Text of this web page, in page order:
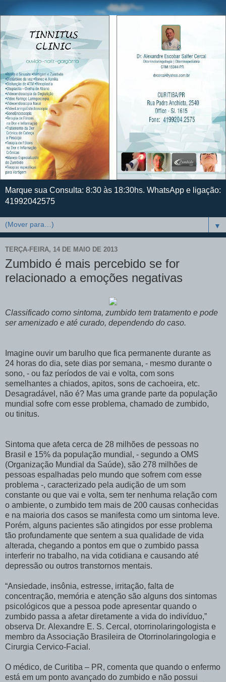
Marque sua Consulta: 8:30 às 18:30hs. WhatsApp e ligação:
41992042575
▼
TERÇA-FEIRA, 14 DE MAIO DE 2013
Zumbido é mais percebido se for
relacionado a emoções negativas
Classificado como sintoma, zumbido tem tratamento e pode
ser amenizado e até curado, dependendo do caso.
Imagine ouvir um barulho que fica permanente durante as
24 horas do dia, sete dias por semana, - mesmo durante o
sono, - ou faz períodos de vai e volta, com sons
semelhantes a chiados, apitos, sons de cachoeira, etc.
Desagradável, não é? Mas uma grande parte da população
mundial sofre com esse problema, chamado de zumbido,
ou tinitus.
Sintoma que afeta cerca de 28 milhões de pessoas no
Brasil e 15% da população mundial, - segundo a OMS
(Organização Mundial da Saúde), são 278 milhões de
pessoas espalhadas pelo mundo que sofrem com esse
problema -, caracterizado pela audição de um som
constante ou que vai e volta, sem ter nenhuma relação com
o ambiente, o zumbido tem mais de 200 causas conhecidas
e na maioria dos casos se manifesta como um sintoma leve.
Porém, alguns pacientes são atingidos por esse problema
tão profundamente que sentem a sua qualidade de vida
alterada, chegando a pontos em que o zumbido passa
interferir no trabalho, na vida cotidiana e causando até
depressão ou outros transtornos mentais.
“Ansiedade, insônia, estresse, irritação, falta de
concentração, memória e atenção são alguns dos sintomas
psicológicos que a pessoa pode apresentar quando o
zumbido passa a afetar diretamente a vida do indivíduo,”
observa Dr. Alexandre E. S. Cercal, otorrinolaringologista e
membro da Associação Brasileira de Otorrinolaringologia e
Cirurgia Cervico-Facial.
O médico, de Curitiba – PR, comenta que quando o enfermo
está em um ponto avançado do zumbido e não possui